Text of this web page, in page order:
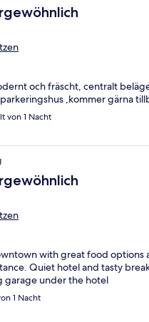
och fräscht, centralt
,kommer gärna
von 1 Nacht
with great food options
Quiet hotel and tasty
garage under the hotel
1 Nacht